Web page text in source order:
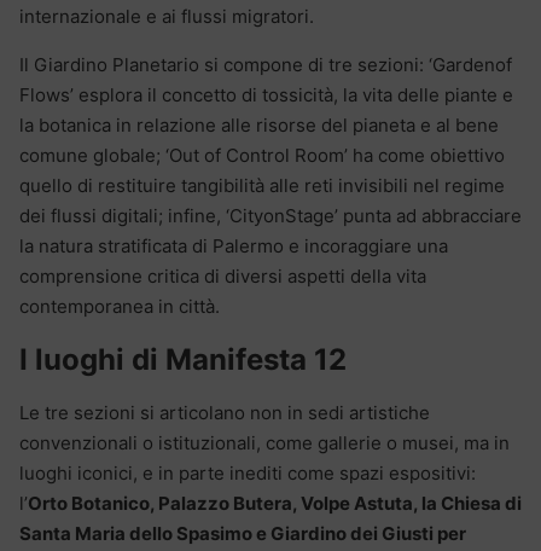
internazionale e ai flussi migratori.
Il Giardino Planetario si compone di tre sezioni: ‘Gardenof
Flows’ esplora il concetto di tossicità, la vita delle piante e
la botanica in relazione alle risorse del pianeta e al bene
comune globale; ‘Out of Control Room’ ha come obiettivo
quello di restituire tangibilità alle reti invisibili nel regime
dei flussi digitali; infine, ‘CityonStage’ punta ad abbracciare
la natura stratificata di Palermo e incoraggiare una
comprensione critica di diversi aspetti della vita
contemporanea in città.
I luoghi di Manifesta 12
Le tre sezioni si articolano non in sedi artistiche
convenzionali o istituzionali, come gallerie o musei, ma in
luoghi iconici, e in parte inediti come spazi espositivi:
l’Orto Botanico, Palazzo Butera, Volpe Astuta, la Chiesa di
Santa Maria dello Spasimo e Giardino dei Giusti per